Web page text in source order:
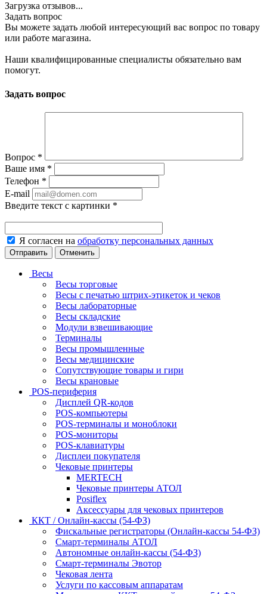
Загрузка отзывов...
Задать вопрос
Вы можете задать любой интересующий вас вопрос по товару
или работе магазина.
Наши квалифицированные специалисты обязательно вам
помогут.
Задать вопрос
Вопрос *
Ваше имя *
Телефон *
E-mail
Введите текст с картинки *
Я согласен на обработку персональных данных
Отменить
Весы
Весы торговые
Весы с печатью штрих-этикеток и чеков
Весы лабораторные
Весы складские
Модули взвешивающие
Терминалы
Весы промышленные
Весы медицинские
Сопутствующие товары и гири
Весы крановые
POS-периферия
Дисплей QR-кодов
POS-компьютеры
POS-терминалы и моноблоки
POS-мониторы
POS-клавиатуры
Дисплеи покупателя
Чековые принтеры
MERTECH
Чековые принтеры АТОЛ
Posiflex
Аксессуары для чековых принтеров
ККТ / Онлайн-кассы (54-ФЗ)
Фискальные регистраторы (Онлайн-кассы 54-ФЗ)
Смарт-терминалы АТОЛ
Автономные онлайн-кассы (54-ФЗ)
Смарт-терминалы Эвотор
Чековая лента
Услуги по кассовым аппаратам